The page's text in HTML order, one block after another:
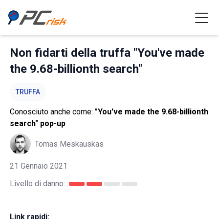
Non fidarti della truffa "You've made
the 9.68-billionth search"
TRUFFA
Conosciuto anche come: "You've made the 9.68-billionth
search" pop-up
Tomas Meskauskas
21 Gennaio 2021
Livello di danno:
Link rapidi: